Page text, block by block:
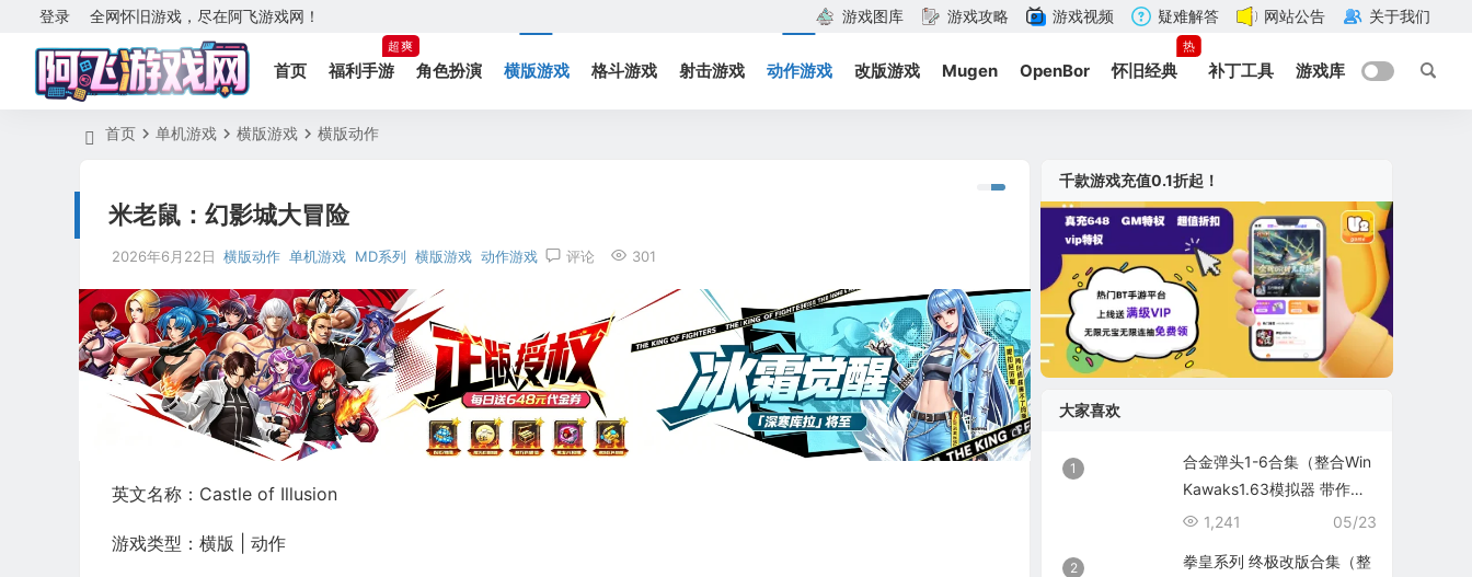
全网怀旧游戏，尽在阿飞游戏网！
登录 游戏图库 游戏攻略 游戏视频 疑难解答 网站公告 关于我们
首页 福利手游
超爽
角色扮演 横版游戏 格斗游戏 射击游戏 动作游戏 改版游戏 Mugen OpenBor 怀旧经典
热
补丁工具 游戏库
首页 单机游戏 横版游戏 横版动作
米老鼠：幻影城大冒险
2026年6月22日 横版动作 单机游戏 MD系列 横版游戏 动作游戏 评论 301
英文名称：Castle of Illusion
游戏类型：横版 | 动作
千款游戏充值0.1折起！
大家喜欢
1
合金弹头1-6合集（整合Win
Kawaks1.63模拟器 带作弊
码）
05/23
1,241
2
拳皇系列 终极改版合集（整